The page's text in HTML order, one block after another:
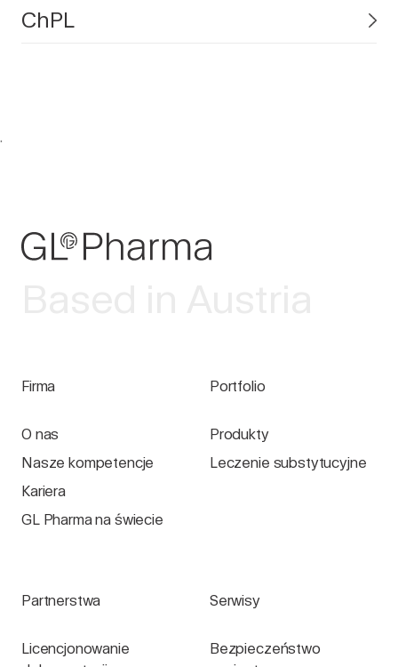
ChPL
.
Firma
O nas
Nasze kompetencje
Kariera
GL Pharma na świecie
Portfolio
Produkty
Leczenie substytucyjne
Partnerstwa
Licencjonowanie
Serwisy
Bezpieczeństwo